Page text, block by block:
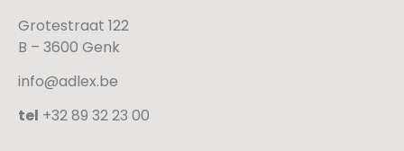
Grotestraat 122
B – 3600 Genk
info@adlex.be
tel +32 89 32 23 00